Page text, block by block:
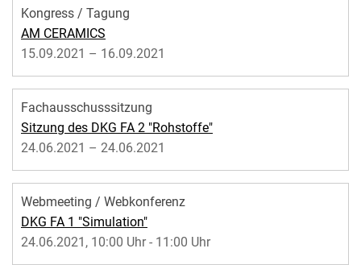
Kongress / Tagung
AM CERAMICS
15.09.2021 – 16.09.2021
Fachausschusssitzung
Sitzung des DKG FA 2 "Rohstoffe"
24.06.2021 – 24.06.2021
Webmeeting / Webkonferenz
DKG FA 1 "Simulation"
24.06.2021, 10:00 Uhr - 11:00 Uhr